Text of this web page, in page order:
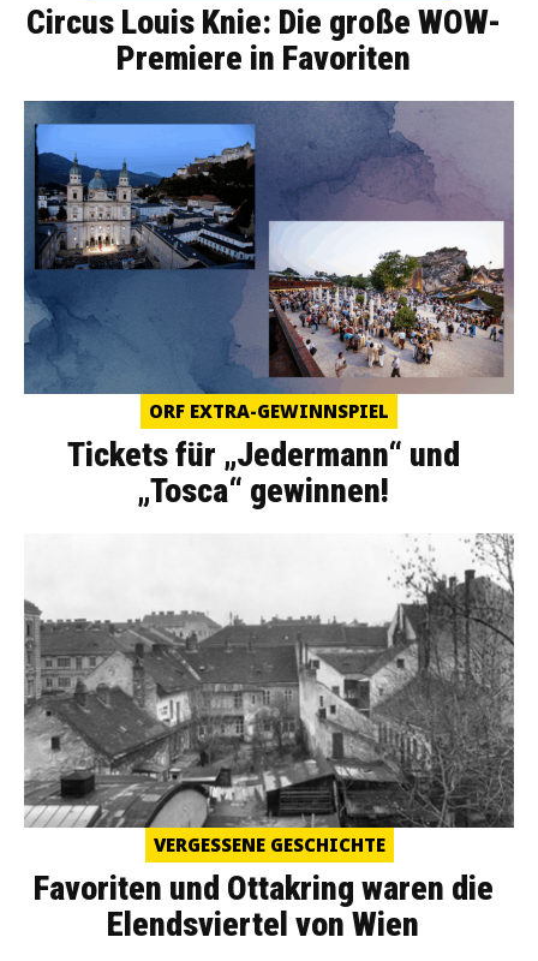
Circus Louis Knie: Die große WOW-
Premiere in Favoriten
ORF EXTRA-GEWINNSPIEL
Tickets für „Jedermann“ und
„Tosca“ gewinnen!
VERGESSENE GESCHICHTE
Favoriten und Ottakring waren die
Elendsviertel von Wien